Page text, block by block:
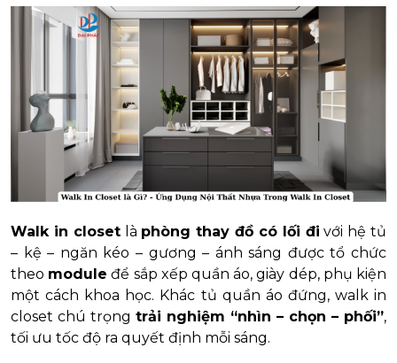
Walk in closetlà phòng thay đồ có lối đi với hệ tủ
– kệ – ngăn kéo – gương – ánh sáng được tổ chức
theo module để sắp xếp quần áo, giày dép, phụ kiện
một cách khoa học. Khác tủ quần áo đứng, walk in
closet chú trọng trải nghiệm “nhìn – chọn – phối”,
tối ưu tốc độ ra quyết định mỗi sáng.